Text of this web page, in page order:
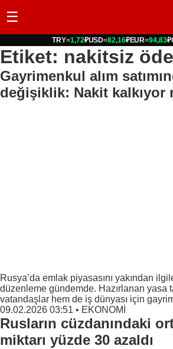
☰
TRY=1,72₽USD=82,16₽EUR=94,83₽
Etiket: nakitsiz
Gayrimenkul alım
değişiklik: Nakit kalkıyor
Rusya’da emlak piyasasını yakından
düzenleme gündemde. Hazırlanan yasa
vatandaşlar hem de iş dünyası için
09.02.2026 03:51 • EKONOMİ
Rusların cüzdanındaki
miktarı yüzde 30 azaldı